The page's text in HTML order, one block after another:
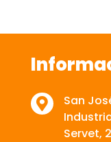

San
Servet,